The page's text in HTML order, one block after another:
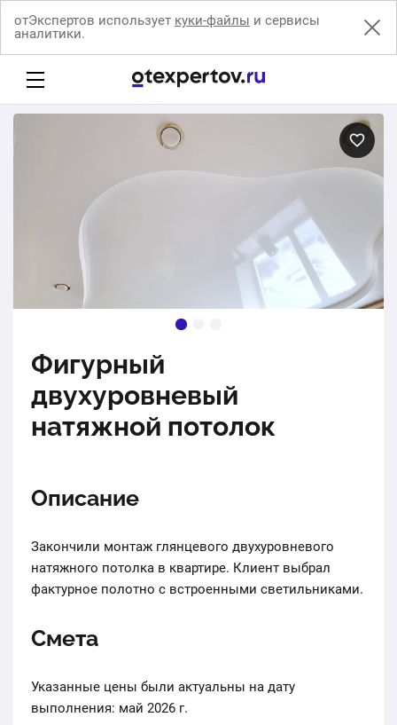
отЭкспертов использует куки-файлы и сервисы
аналитики.
Фигурный
двухуровневый
натяжной потолок
Описание
Закончили монтаж глянцевого двухуровневого
натяжного потолка в квартире. Клиент выбрал
фактурное полотно с встроенными светильниками.
Смета
Указанные цены были актуальны на дату
выполнения: май 2026 г.